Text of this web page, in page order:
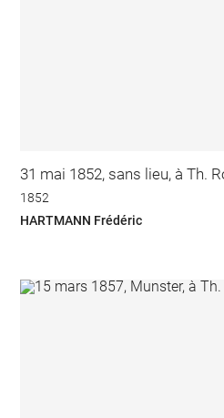
31 mai 1852, sans lieu, à Th.
1852
HARTMANN Frédéric